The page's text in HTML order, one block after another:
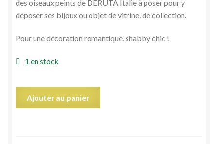
des oiseaux peints de DERUTA Italie à poser pour y
déposer ses bijoux ou objet de vitrine, de collection.
Pour une décoration romantique, shabby chic !
1 en stock
Ajouter au panier